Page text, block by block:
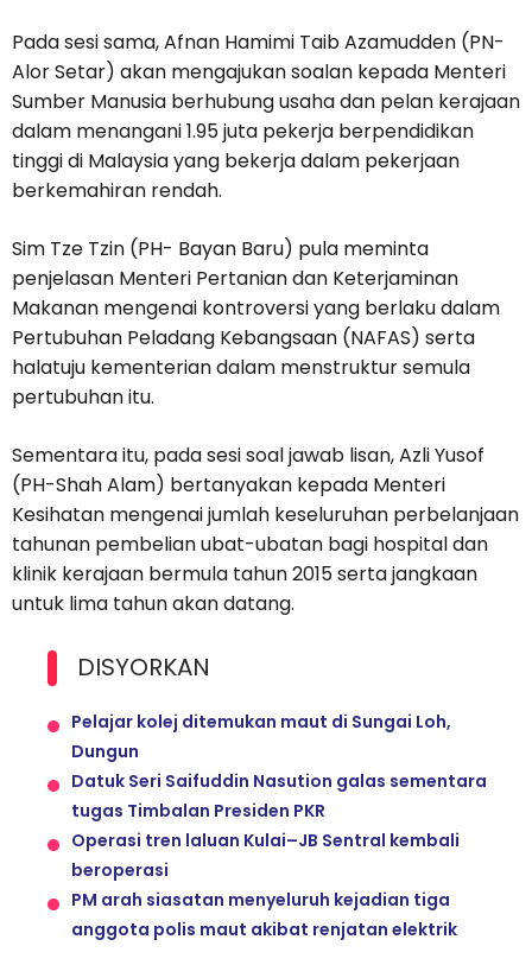
Pada sesi sama, Afnan Hamimi Taib Azamudden (PN-
Alor Setar) akan mengajukan soalan kepada Menteri
Sumber Manusia berhubung usaha dan pelan kerajaan
dalam menangani 1.95 juta pekerja berpendidikan
tinggi di Malaysia yang bekerja dalam pekerjaan
berkemahiran rendah.
Sim Tze Tzin (PH- Bayan Baru) pula meminta
penjelasan Menteri Pertanian dan Keterjaminan
Makanan mengenai kontroversi yang berlaku dalam
Pertubuhan Peladang Kebangsaan (NAFAS) serta
halatuju kementerian dalam menstruktur semula
pertubuhan itu.
Sementara itu, pada sesi soal jawab lisan, Azli Yusof
(PH-Shah Alam) bertanyakan kepada Menteri
Kesihatan mengenai jumlah keseluruhan perbelanjaan
tahunan pembelian ubat-ubatan bagi hospital dan
klinik kerajaan bermula tahun 2015 serta jangkaan
untuk lima tahun akan datang.
DISYORKAN
Pelajar kolej ditemukan maut di Sungai Loh,
Dungun
Datuk Seri Saifuddin Nasution galas sementara
tugas Timbalan Presiden PKR
Operasi tren laluan Kulai–JB Sentral kembali
beroperasi
PM arah siasatan menyeluruh kejadian tiga
anggota polis maut akibat renjatan elektrik